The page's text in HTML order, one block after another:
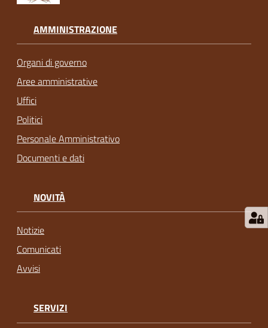
AMMINISTRAZIONE
Organi di governo
Aree amministrative
Uffici
Politici
Personale Amministrativo
Documenti e dati
NOVITÀ
Notizie
Comunicati
Avvisi
SERVIZI